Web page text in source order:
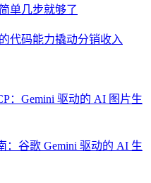
单几步就够了
代码能力撬动分销收入
：Gemini 驱动的 AI 图片生
：谷歌 Gemini 驱动的 AI 生